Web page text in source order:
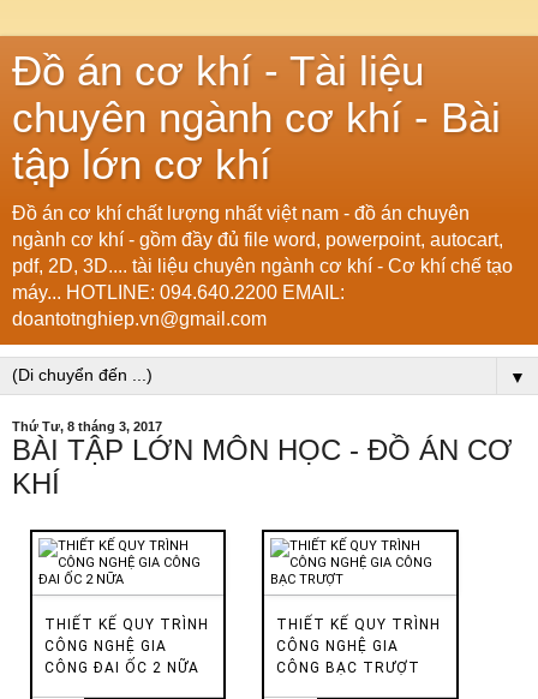
Đồ án cơ khí - Tài liệu
chuyên ngành cơ khí - Bài
tập lớn cơ khí
Đồ án cơ khí chất lượng nhất việt nam - đồ án chuyên
ngành cơ khí - gồm đầy đủ file word, powerpoint, autocart,
pdf, 2D, 3D.... tài liệu chuyên ngành cơ khí - Cơ khí chế tạo
máy... HOTLINE: 094.640.2200 EMAIL:
doantotnghiep.vn@gmail.com
▼
Thứ Tư, 8 tháng 3, 2017
BÀI TẬP LỚN MÔN HỌC - ĐỒ ÁN CƠ
KHÍ
THIẾT KẾ QUY TRÌNH
CÔNG NGHỆ GIA
CÔNG ĐAI ỐC 2 NỮA
THIẾT KẾ QUY TRÌNH
CÔNG NGHỆ GIA
CÔNG BẠC TRƯỢT